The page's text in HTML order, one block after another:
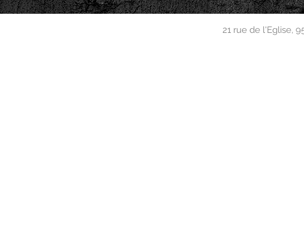
21 rue de l'Eglise,